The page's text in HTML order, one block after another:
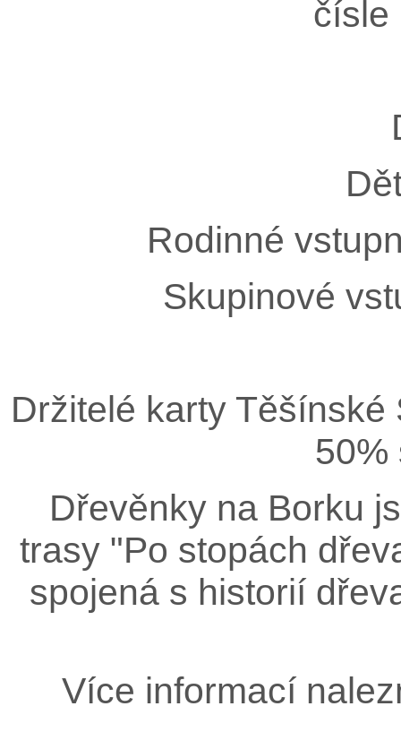
čísle
Rodinné
Skupinové
Držitelé karty
Dřevěnky na Borku
trasy "Po stopách
spojená s historií
Více informací